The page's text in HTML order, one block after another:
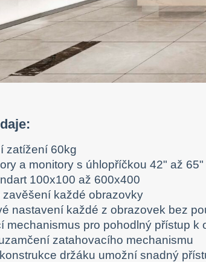
zatížení 60kg
a monitory s úhlopříčkou 42" až 65"
100x100 až 600x400
zavěšení každé obrazovky
nastavení každé z obrazovek bez
mechanismus pro pohodlný přístup k
zatahovacího mechanismu
držáku umožní snadný